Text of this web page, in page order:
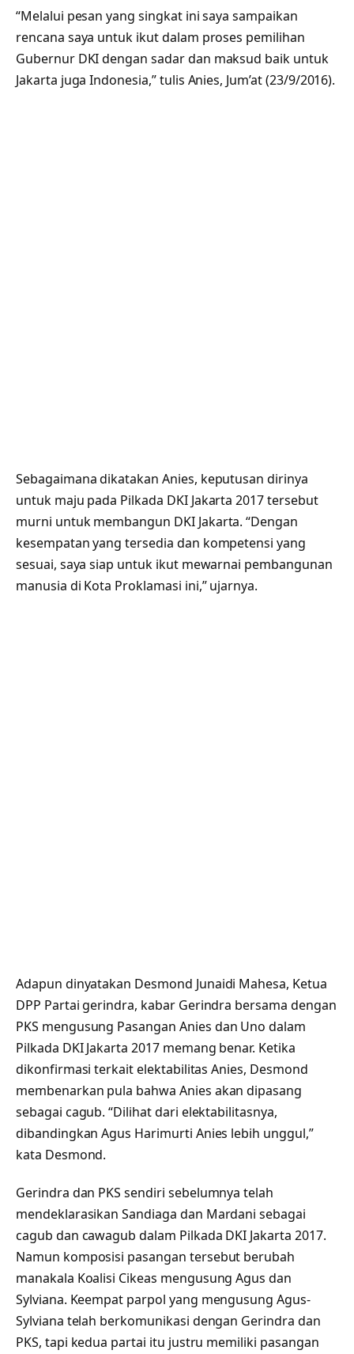
“Melalui pesan yang singkat ini saya sampaikan
rencana saya untuk ikut dalam proses pemilihan
Gubernur DKI dengan sadar dan maksud baik untuk
Jakarta juga Indonesia,” tulis Anies, Jum’at (23/9/2016).
Sebagaimana dikatakan Anies, keputusan dirinya
untuk maju pada Pilkada DKI Jakarta 2017 tersebut
murni untuk membangun DKI Jakarta. “Dengan
kesempatan yang tersedia dan kompetensi yang
sesuai, saya siap untuk ikut mewarnai pembangunan
manusia di Kota Proklamasi ini,” ujarnya.
Adapun dinyatakan Desmond Junaidi Mahesa, Ketua
DPP Partai gerindra, kabar Gerindra bersama dengan
PKS mengusung Pasangan Anies dan Uno dalam
Pilkada DKI Jakarta 2017 memang benar. Ketika
dikonfirmasi terkait elektabilitas Anies, Desmond
membenarkan pula bahwa Anies akan dipasang
sebagai cagub. “Dilihat dari elektabilitasnya,
dibandingkan Agus Harimurti Anies lebih unggul,”
kata Desmond.
Gerindra dan PKS sendiri sebelumnya telah
mendeklarasikan Sandiaga dan Mardani sebagai
cagub dan cawagub dalam Pilkada DKI Jakarta 2017.
Namun komposisi pasangan tersebut berubah
manakala Koalisi Cikeas mengusung Agus dan
Sylviana. Keempat parpol yang mengusung Agus-
Sylviana telah berkomunikasi dengan Gerindra dan
PKS, tapi kedua partai itu justru memiliki pasangan